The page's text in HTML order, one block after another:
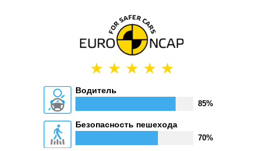
Водитель
85%
Безопасность пешехода
70%